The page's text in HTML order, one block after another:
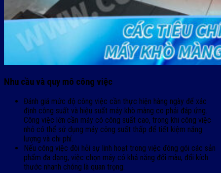
Nhu cầu và quy mô công việc
Đánh giá mức độ công việc cần thực hiện hàng ngày để xác
định công suất và hiệu suất máy khò màng co phải đáp ứng.
Công việc lớn cần máy có công suất cao, trong khi công việc
nhỏ có thể sử dụng máy công suất thấp để tiết kiệm năng
lượng và chi phí.
Nếu công việc đòi hỏi sự linh hoạt trong việc đóng gói các sản
phẩm đa dạng, việc chọn máy có khả năng đổi màu, đổi kích
thước nhanh chóng là quan trọng.